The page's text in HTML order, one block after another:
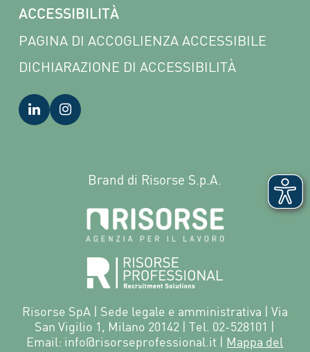
ACCESSIBILITÀ
PAGINA DI ACCOGLIENZA ACCESSIBILE
DICHIARAZIONE DI ACCESSIBILITÀ
Brand di Risorse S.p.A.
Risorse SpA | Sede legale e amministrativa | Via
San Vigilio 1, Milano 20142 | Tel. 02-528101 |
Email: info@risorseprofessional.it | Mappa del